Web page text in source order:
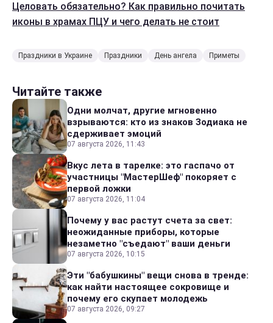
Целовать обязательно? Как правильно почитать
иконы в храмах ПЦУ и чего делать не стоит
Праздники в Украине Праздники День ангела Приметы
Читайте также
Одни молчат, другие мгновенно
взрываются: кто из знаков Зодиака не
сдерживает эмоций
07 августа 2026, 11:43
Вкус лета в тарелке: это гаспачо от
участницы "МастерШеф" покоряет с
первой ложки
07 августа 2026, 11:04
Почему у вас растут счета за свет:
неожиданные приборы, которые
незаметно "съедают" ваши деньги
07 августа 2026, 10:15
Эти "бабушкины" вещи снова в тренде:
как найти настоящее сокровище и
почему его скупает молодежь
07 августа 2026, 09:27